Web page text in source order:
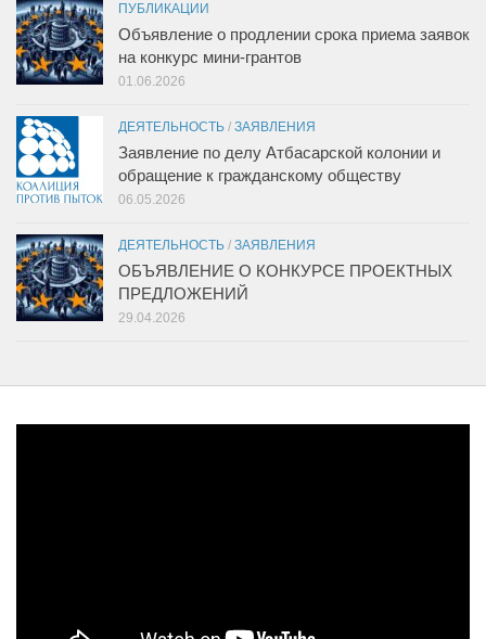
ПУБЛИКАЦИИ
Объявление о продлении срока приема заявок
на конкурс мини-грантов
01.06.2026
ДЕЯТЕЛЬНОСТЬ / ЗАЯВЛЕНИЯ
Заявление по делу Атбасарской колонии и
обращение к гражданскому обществу
06.05.2026
ДЕЯТЕЛЬНОСТЬ / ЗАЯВЛЕНИЯ
ОБЪЯВЛЕНИЕ О КОНКУРСЕ ПРОЕКТНЫХ
ПРЕДЛОЖЕНИЙ
29.04.2026